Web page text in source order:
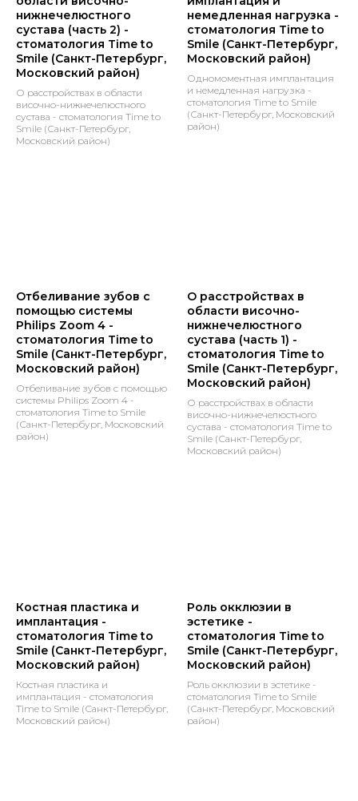
нижнечелюстного
сустава (часть 2) -
стоматология Time to
Smile (Санкт-Петербург,
Московский район)
О расстройствах в области
височно-нижнечелюстного
сустава - стоматология Time to
Smile (Санкт-Петербург,
Московский район)
немедленная нагрузка -
стоматология Time to
Smile (Санкт-Петербург,
Московский район)
Одномоментная имплантация
и немедленная нагрузка -
стоматология Time to Smile
(Санкт-Петербург, Московский
район)
Отбеливание зубов с
помощью системы
Philips Zoom 4 -
стоматология Time to
Smile (Санкт-Петербург,
Московский район)
Отбеливание зубов с помощью
системы Philips Zoom 4 -
стоматология Time to Smile
(Санкт-Петербург, Московский
район)
О расстройствах в
области височно-
нижнечелюстного
сустава (часть 1) -
стоматология Time to
Smile (Санкт-Петербург,
Московский район)
О расстройствах в области
височно-нижнечелюстного
сустава - стоматология Time to
Smile (Санкт-Петербург,
Московский район)
Костная пластика и
имплантация -
стоматология Time to
Smile (Санкт-Петербург,
Московский район)
Костная пластика и
имплантация - стоматология
Time to Smile (Санкт-Петербург,
Московский район)
Роль окклюзии в
эстетике -
стоматология Time to
Smile (Санкт-Петербург,
Московский район)
Роль окклюзии в эстетике -
стоматология Time to Smile
(Санкт-Петербург, Московский
район)
Наша команда
Услуги и цены
Работы
🤙🏼 +7 911 926-59-29
Контакты
Записаться